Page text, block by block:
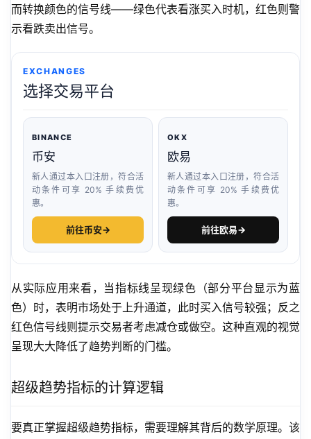
而转换颜色的信号线——绿色代表看涨买入时机，红色则警
示看跌卖出信号。
EXCHANGES
选择交易平台
BINANCE
币安
新人通过本入口注册，符合活
动条件可享 20% 手续费优
惠。
前往币安→
OKX
欧易
新人通过本入口注册，符合活
动条件可享 20% 手续费优
惠。
前往欧易→
从实际应用来看，当指标线呈现绿色（部分平台显示为蓝
色）时，表明市场处于上升通道，此时买入信号较强；反之
红色信号线则提示交易者考虑减仓或做空。这种直观的视觉
呈现大大降低了趋势判断的门槛。
超级趋势指标的计算逻辑
要真正掌握超级趋势指标，需要理解其背后的数学原理。该